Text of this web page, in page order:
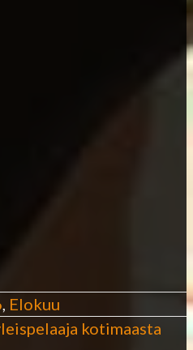
Elokuu
kotimaasta